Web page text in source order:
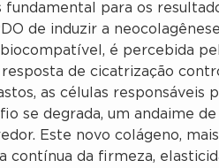
fundamental para os
de induzir a
é percebida
de cicatrização
as células responsáveis
se degrada, um andaime
Este novo colágeno,
contínua da firmeza,